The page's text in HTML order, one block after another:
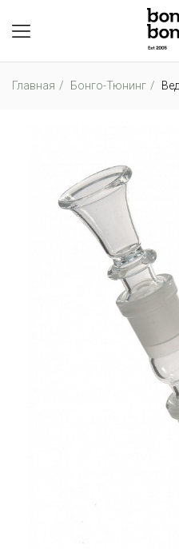
Главная Бонго-Тюнинг